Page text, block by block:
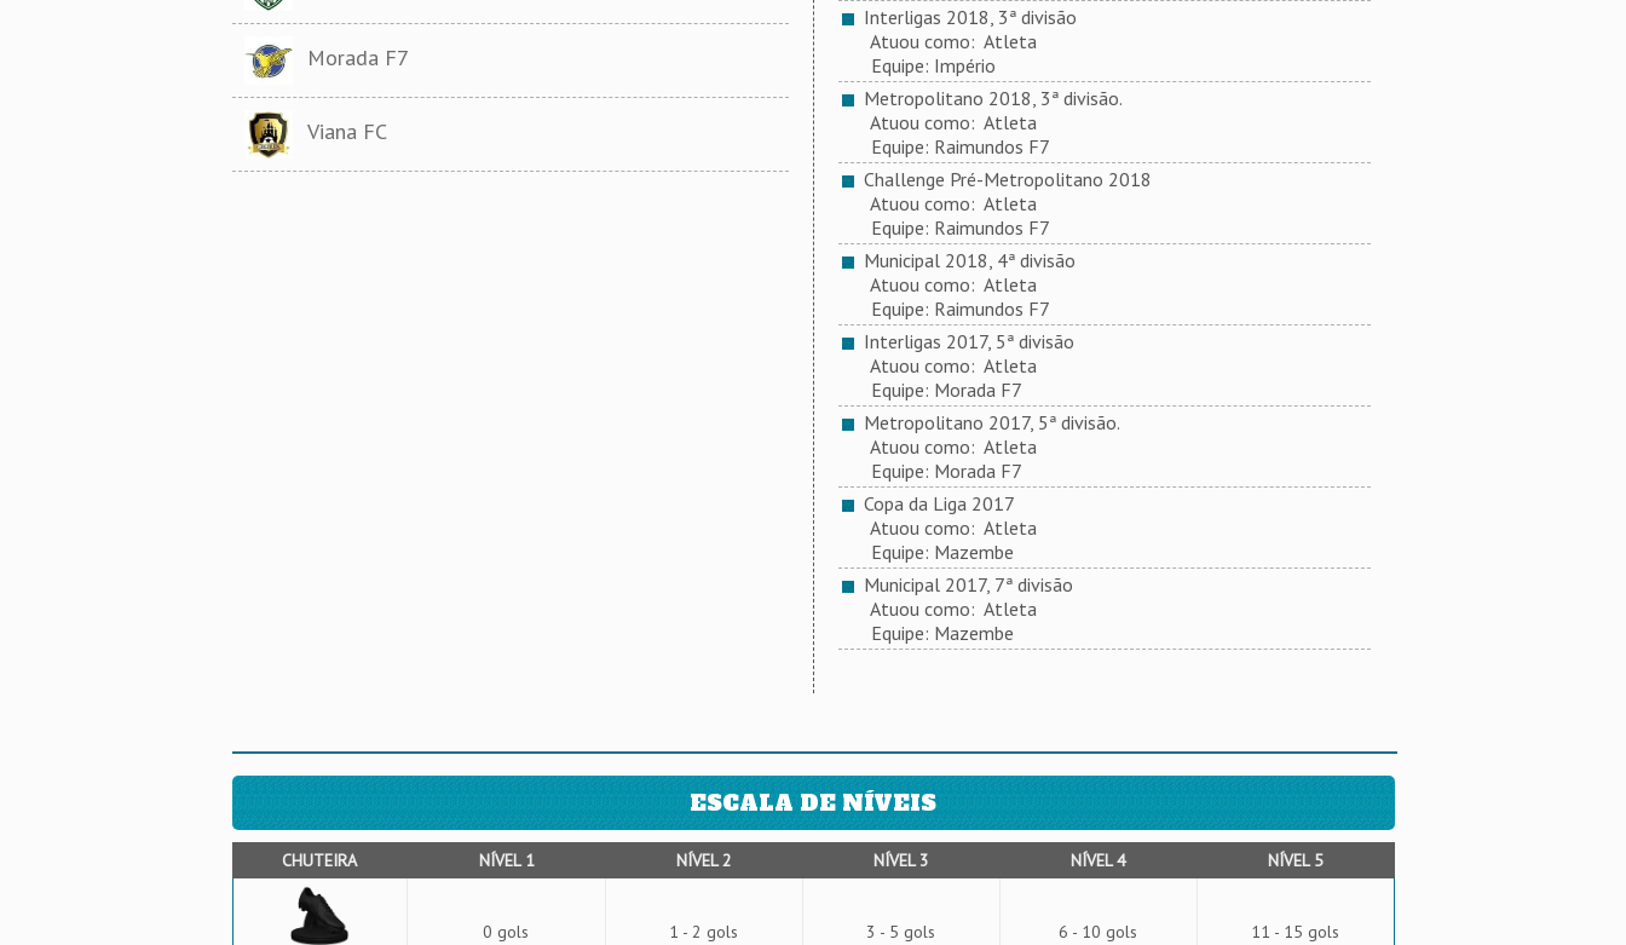
Morada F7
Viana FC
Interligas 2018, 3ª divisão
Atuou como: Atleta
Equipe: Império
Metropolitano 2018, 3ª divisão.
Atuou como: Atleta
Equipe: Raimundos F7
Challenge Pré-Metropolitano 2018
Atuou como: Atleta
Equipe: Raimundos F7
Municipal 2018, 4ª divisão
Atuou como: Atleta
Equipe: Raimundos F7
Interligas 2017, 5ª divisão
Atuou como: Atleta
Equipe: Morada F7
Metropolitano 2017, 5ª divisão.
Atuou como: Atleta
Equipe: Morada F7
Copa da Liga 2017
Atuou como: Atleta
Equipe: Mazembe
Municipal 2017, 7ª divisão
Atuou como: Atleta
Equipe: Mazembe
ESCALA DE NÍVEIS
CHUTEIRA NÍVEL 1 NÍVEL 2 NÍVEL 3 NÍVEL 4 NÍVEL 5
0 gols 1 - 2 gols 3 - 5 gols 6 - 10 gols 11 - 15 gols